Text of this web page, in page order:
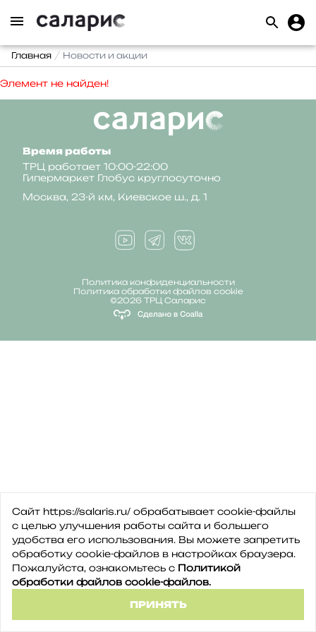
Главная Новости и акции
Элемент не найден!
Время работы
ТРЦ работает 10:00-22:00
Гипермаркет Глобус круглосуточно
Москва, 23-й км, Киевское ш., д. 1
Политика конфиденциальности
Политика обработки файлов cookie
©2026 ТРЦ Саларис
Сайт https://salaris.ru/ обрабатывает cookie-файлы
с целью улучшения работы сайта и большего
удобства его использования. Вы можете запретить
обработку сookie-файлов в настройках браузера.
Пожалуйста, ознакомьтесь с Политикой
обработки файлов cookie-файлов.
ПРИНЯТЬ